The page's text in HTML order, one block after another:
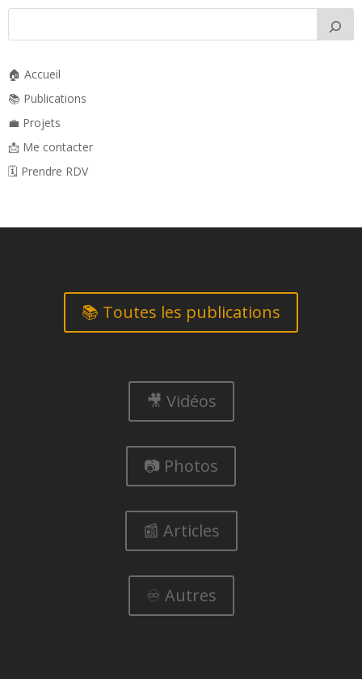
🏠 Accueil
📚 Publications
💼 Projets
📩 Me contacter
🗓️ Prendre RDV
📚 Toutes les publications
🎥 Vidéos
📷 Photos
📰 Articles
♾️ Autres